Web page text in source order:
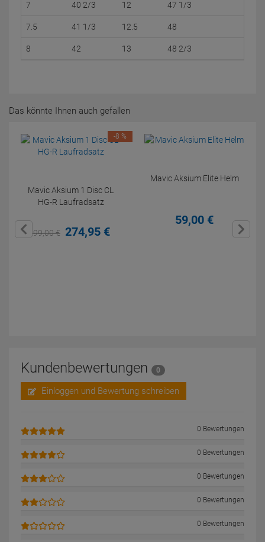
7 40 2/3 12 47 1/3
7.5 41 1/3 12.5 48
8 42 13 48 2/3
Das könnte Ihnen auch gefallen
Mavic Aksium 1 Disc CL
HG-R Laufradsatz
299,00€ 274,95 €
-8 %
Mavic Aksium Elite Helm
59,00 €
Kundenbewertungen 0
Einloggen und Bewertung schreiben
0 Bewertungen
0 Bewertungen
0 Bewertungen
0 Bewertungen
0 Bewertungen